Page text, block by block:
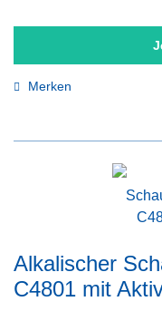
Merken
Alkalischer
C4801 mit